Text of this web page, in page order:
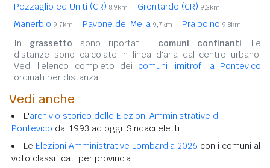
Pozzaglio ed Uniti (CR) 8,9km Grontardo (CR) 9,3km
Manerbio 9,7km Pavone del Mella 9,7km Pralboino 9,8km
In grassetto sono riportati i comuni confinanti. Le
distanze sono calcolate in linea d'aria dal centro urbano.
Vedi l'elenco completo dei comuni limitrofi a Pontevico
ordinati per distanza.
Vedi anche
L'archivio storico delle Elezioni Amministrative di
Pontevico dal 1993 ad oggi. Sindaci eletti.
Le Elezioni Amministrative Lombardia 2026 con i comuni al
voto classificati per provincia.